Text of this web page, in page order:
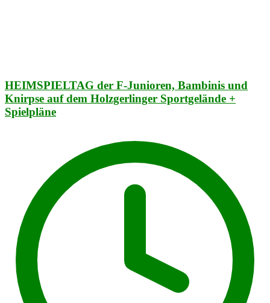
HEIMSPIELTAG der F-Junioren, Bambinis und
Knirpse auf dem Holzgerlinger Sportgelände +
Spielpläne